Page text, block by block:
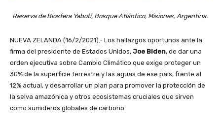
Reserva de Biosfera Yabotí, Bosque Atlántico, Misiones, Argentina.
NUEVA ZELANDA (16/2/2021).- Los hallazgos oportunos ante la
firma del presidente de Estados Unidos, Joe Biden, de dar una
orden ejecutiva sobre Cambio Climático que exige proteger un
30% de la superficie terrestre y las aguas de ese país, frente al
12% actual, y desarrollar un plan para promover la protección de
la selva amazónica y otros ecosistemas cruciales que sirven
como sumideros globales de carbono.